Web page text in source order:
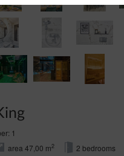
1
area 47,00 m2
2 bedrooms